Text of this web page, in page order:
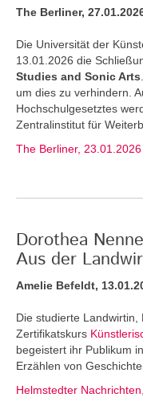
The Berliner,
Die Universität der
13.01.2026 die
Studies and Sonic Arts
um dies zu verhindern.
Hochschulgesetztes
Zentralinstitut für
The Berliner, 23.01.2026
Dorothea
Aus der
Amelie Befeldt,
Die studierte Landwirtin,
Zertifikatskurs
begeistert ihr Publikum
Erzählen von
Helmstedter